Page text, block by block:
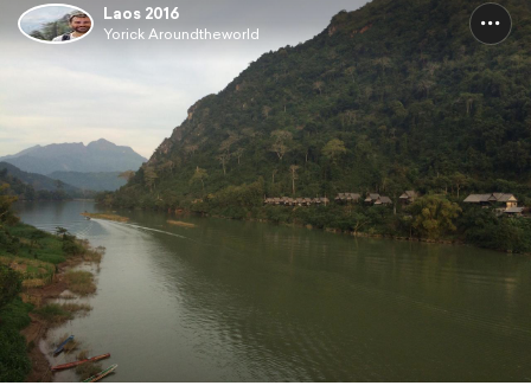
Laos 2016
Yorick Aroundtheworld